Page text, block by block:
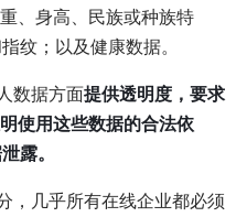
、身高、民族或种族特
纹；以及健康数据。
数据方面提供透明度，要求
使用这些数据的合法依
露。
，几乎所有在线企业都必须